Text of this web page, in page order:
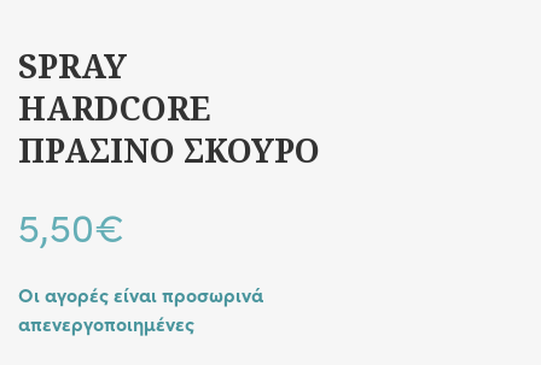
SPRAY
HARDCORE
ΠΡΑΣΙΝΟ ΣΚΟΥΡΟ
5,50€
Οι αγορές είναι προσωρινά
απενεργοποιημένες